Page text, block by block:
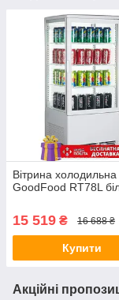
Вітрина холодильна
GoodFood RT78L
15 519 ₴ 16 688 ₴
Купити
Акційні